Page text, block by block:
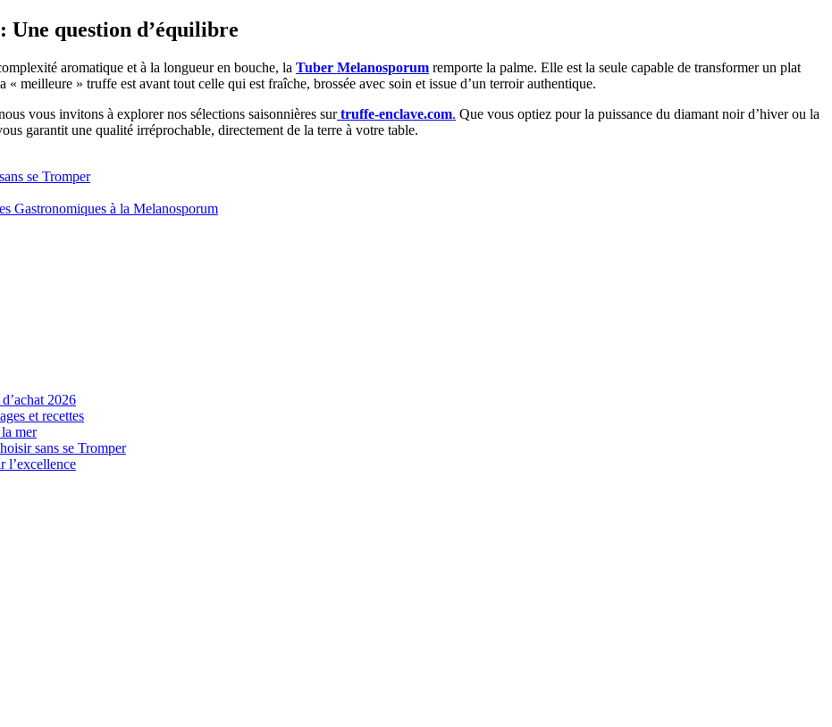
Une question d’équilibre
aromatique et à la longueur en bouche, la Tuber Melanosporum remporte la palme. Elle est la seule capable de transformer un plat
meilleure » truffe est avant tout celle qui est fraîche, brossée avec soin et issue d’un terroir authentique.
vous invitons à explorer nos sélections saisonnières sur truffe-enclave.com. Que vous optiez pour la puissance du diamant noir d’hiver ou la
garantit une qualité irréprochable, directement de la terre à votre table.
se Tromper
Gastronomiques à la Melanosporum
2026
et recettes
mer
sans se Tromper
l’excellence